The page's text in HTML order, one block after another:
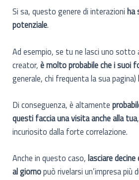
Si sa, questo genere di interazioniha
potenziale.
Ad esempio, se tu ne lasci uno sotto
creator,è molto probabile che i suoi
generale, chi frequenta la sua pagina)
Di conseguenza, è altamente
questi faccia una visita anche alla tua
incuriosito dalla forte correlazione.
Anche in questo caso,lasciare
al giornopuò rivelarsi un’impresa più